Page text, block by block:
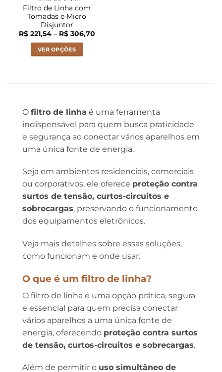
Filtro de Linha com
Tomadas e Micro
Disjuntor
R$221,54 – R$306,70Faixa
VER OPÇÕES
As
opções
podem
ser
escolhidas
página
do
produto
O filtro de linha é uma ferramenta
indispensável para quem busca praticidade
e segurança ao conectar vários aparelhos em
uma única fonte de energia.
Seja em ambientes residenciais, comerciais
ou corporativos, ele oferece proteção contra
surtos de tensão, curtos-circuitos e
sobrecargas, preservando o funcionamento
dos equipamentos eletrônicos.
Veja mais detalhes sobre essas soluções,
como funcionam e onde usar.
O que é um filtro de linha?
O filtro de linha é uma opção prática, segura
e essencial para quem precisa conectar
vários aparelhos a uma única fonte de
energia, oferecendo proteção contra surtos
de tensão, curtos-circuitos e sobrecargas.
Além de permitir o uso simultâneo de